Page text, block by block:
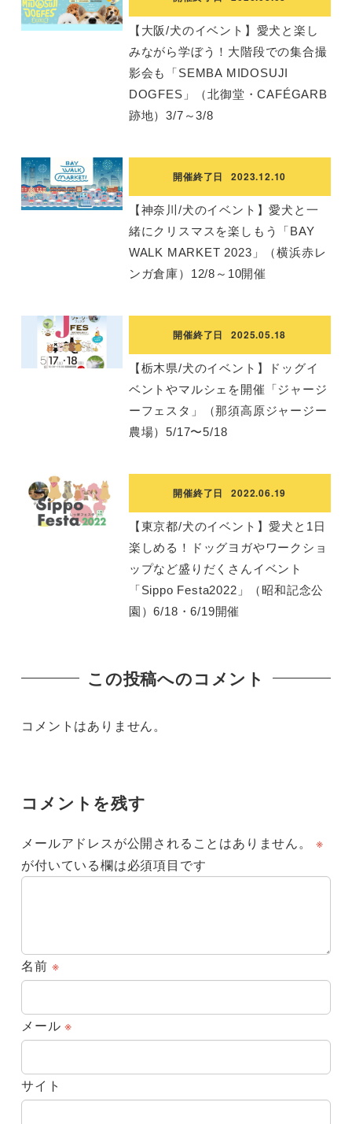
【大阪/犬のイベント】愛犬と楽し
みながら学ぼう！大階段での集合撮
影会も「SEMBA MIDOSUJI
DOGFES」（北御堂・CAFÉGARB
跡地）3/7～3/8
開催終了日 2023.12.10
【神奈川/犬のイベント】愛犬と一
緒にクリスマスを楽しもう「BAY
WALK MARKET 2023」（横浜赤レ
ンガ倉庫）12/8～10開催
開催終了日 2025.05.18
【栃木県/犬のイベント】ドッグイ
ベントやマルシェを開催「ジャージ
ーフェスタ」（那須高原ジャージー
農場）5/17〜5/18
開催終了日 2022.06.19
【東京都/犬のイベント】愛犬と1日
楽しめる！ドッグヨガやワークショ
ップなど盛りだくさんイベント
「Sippo Festa2022」（昭和記念公
園）6/18・6/19開催
この投稿へのコメント
コメントはありません。
コメントを残す
メールアドレスが公開されることはありません。
※
が付いている欄は必須項目です
名前 ※
メール※
サイト